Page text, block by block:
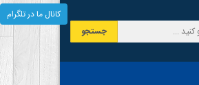
جستجو
کانال ما در تلگرام